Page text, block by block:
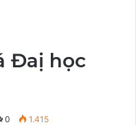
Đaị học
0 1.415